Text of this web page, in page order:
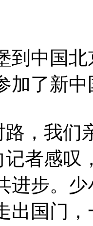
中国北
加了新
我们亲
记者感叹
进步。
出国门